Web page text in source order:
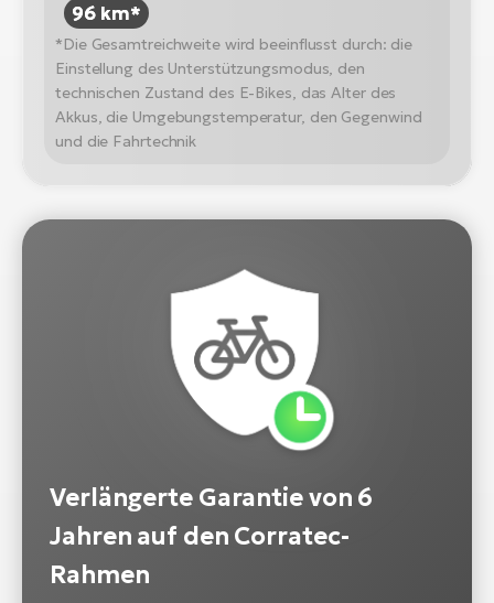
96 km*
*Die Gesamtreichweite wird beeinflusst durch: die
Einstellung des Unterstützungsmodus, den
technischen Zustand des E-Bikes, das Alter des
Akkus, die Umgebungstemperatur, den Gegenwind
und die Fahrtechnik
Verlängerte Garantie von 6
Jahren auf den Corratec-
Rahmen